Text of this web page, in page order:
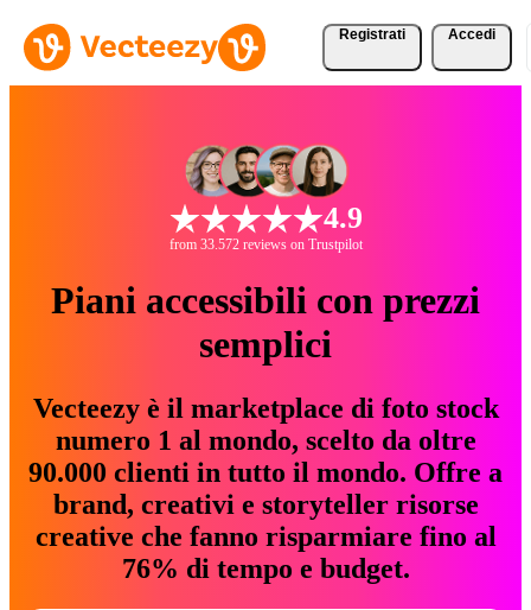
Registrati Accedi
4.9
from 33.572 reviews on Trustpilot
Piani accessibili con prezzi
semplici
Vecteezy è il marketplace di foto stock
numero 1 al mondo, scelto da oltre
90.000 clienti in tutto il mondo. Offre a
brand, creativi e storyteller risorse
creative che fanno risparmiare fino al
76% di tempo e budget.